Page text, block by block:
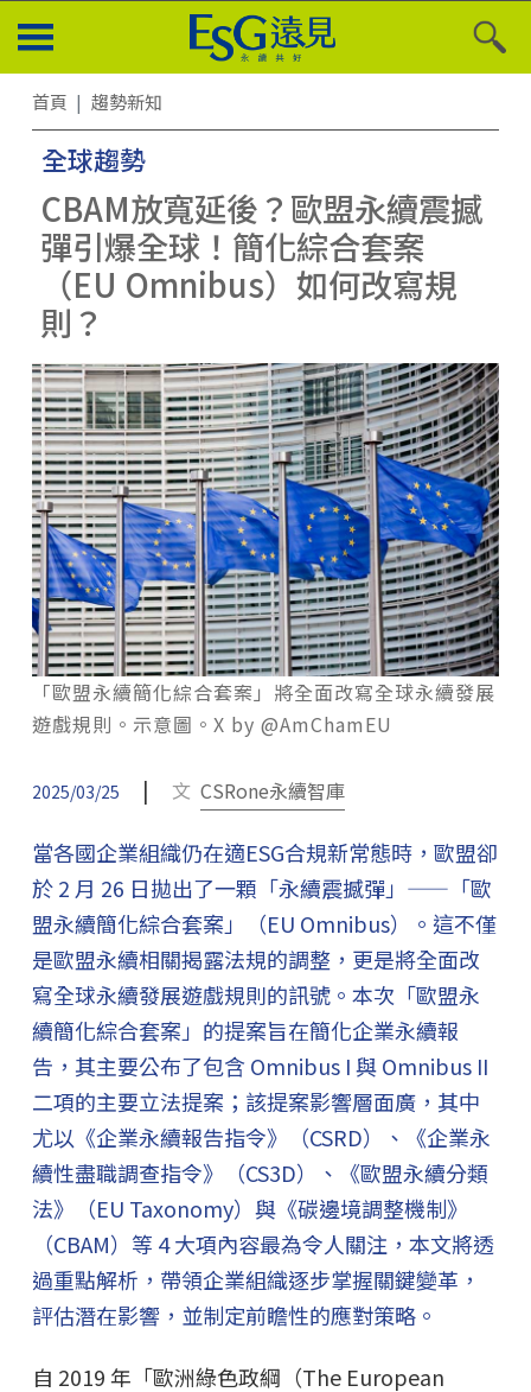
首頁 趨勢新知
全球趨勢
CBAM放寬延後？歐盟永續震撼
彈引爆全球！簡化綜合套案
（EU Omnibus）如何改寫規
則？
「歐盟永續簡化綜合套案」將全面改寫全球永續發展
遊戲規則。示意圖。X by @AmChamEU
2025/03/25 | 文 CSRone永續智庫
當各國企業組織仍在適ESG合規新常態時，歐盟卻
於 2 月 26 日拋出了一顆「永續震撼彈」——「歐
盟永續簡化綜合套案」（EU Omnibus）。這不僅
是歐盟永續相關揭露法規的調整，更是將全面改
寫全球永續發展遊戲規則的訊號。本次「歐盟永
續簡化綜合套案」的提案旨在簡化企業永續報
告，其主要公布了包含 Omnibus I 與 Omnibus II
二項的主要立法提案；該提案影響層面廣，其中
尤以《企業永續報告指令》（CSRD）、《企業永
續性盡職調查指令》（CS3D）、《歐盟永續分類
法》（EU Taxonomy）與《碳邊境調整機制》
（CBAM）等 4 大項內容最為令人關注，本文將透
過重點解析，帶領企業組織逐步掌握關鍵變革，
評估潛在影響，並制定前瞻性的應對策略。
自 2019 年「歐洲綠色政綱（The European